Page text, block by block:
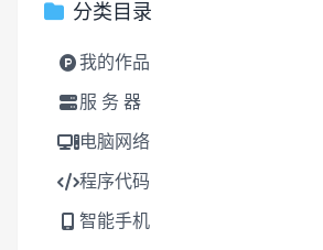
分类目录
我的作品
服 务 器
电脑网络
程序代码
智能手机